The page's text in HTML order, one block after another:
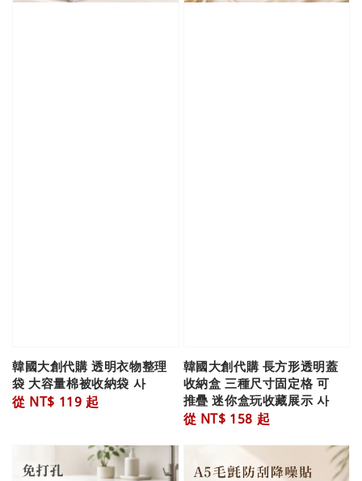
韓國大創代購 透明衣物整理
袋 大容量棉被收納袋 사
Regular
從 NT$ 119 起
韓國大創代購 長方形透明蓋
收納盒 三種尺寸固定格 可
推疊 迷你盒玩收藏展示 사
Regular
從 NT$ 158 起